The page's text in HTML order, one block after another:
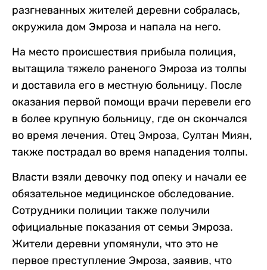
разгневанных жителей деревни собралась,
окружила дом Эмроза и напала на него.
На место происшествия прибыла полиция,
вытащила тяжело раненого Эмроза из толпы
и доставила его в местную больницу. После
оказания первой помощи врачи перевели его
в более крупную больницу, где он скончался
во время лечения. Отец Эмроза, Султан Миян,
также пострадал во время нападения толпы.
Власти взяли девочку под опеку и начали ее
обязательное медицинское обследование.
Сотрудники полиции также получили
официальные показания от семьи Эмроза.
Жители деревни упомянули, что это не
первое преступление Эмроза, заявив, что